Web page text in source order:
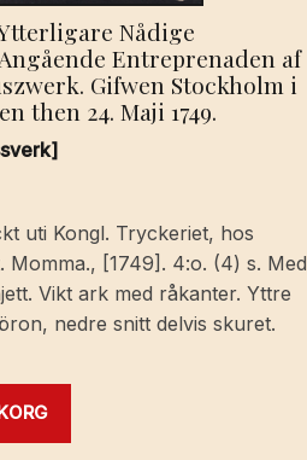
Nådige
Entreprenaden af
Gifwen Stockholm i
then 24. Maji 1749.
uti Kongl. Tryckeriet, hos
Momma., [1749]. 4:o. (4) s. Med
Vikt ark med råkanter. Yttre
nedre snitt delvis skuret.